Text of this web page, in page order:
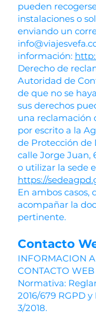
pueden
instalaciones o
enviando un
información:
Derecho de
Autoridad de
de que no se
sus derechos
una reclamación
por escrito a la
de Protección de
calle Jorge Juan,
o utilizar la sede
https://
En ambos casos,
acompañar la
pertinente.
Contacto
INFORMACION
CONTACTO WEB
Normativa:
2016/679 RGPD
3/2018.